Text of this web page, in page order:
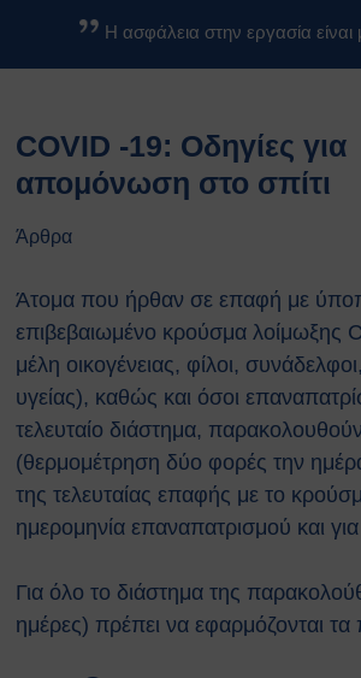
Βασικοί
«Δ»
Διαδικασίες
Σχέδια
Ακτινοβολία
Βιολογικοί
Η ασφάλεια στην εργασία
COVID -19: Οδηγίες για
απομόνωση στο σπίτι
Άρθρα
Άτομα που ήρθαν σε επαφή με
επιβεβαιωμένο κρούσμα λοίμωξης
μέλη οικογένειας, φίλοι,
υγείας), καθώς και όσοι
τελευταίο διάστημα,
(θερμομέτρηση δύο φορές την
της τελευταίας επαφής με το
ημερομηνία επαναπατρισμού και
Για όλο το διάστημα της
ημέρες) πρέπει να εφαρμόζονται